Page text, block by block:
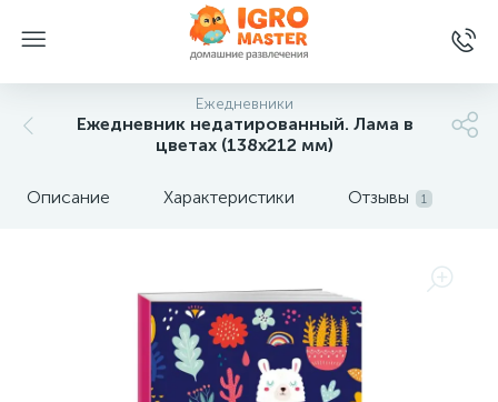
Ежедневники
Ежедневник недатированный. Лама в
цветах (138x212 мм)
Описание Характеристики Отзывы 1